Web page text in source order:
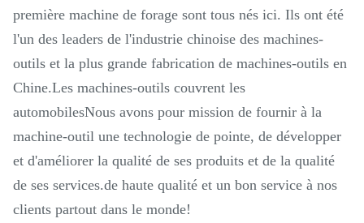
première machine de forage sont tous nés ici. Ils ont été
l'un des leaders de l'industrie chinoise des machines-
outils et la plus grande fabrication de machines-outils en
Chine.Les machines-outils couvrent les
automobilesNous avons pour mission de fournir à la
machine-outil une technologie de pointe, de développer
et d'améliorer la qualité de ses produits et de la qualité
de ses services.de haute qualité et un bon service à nos
clients partout dans le monde!